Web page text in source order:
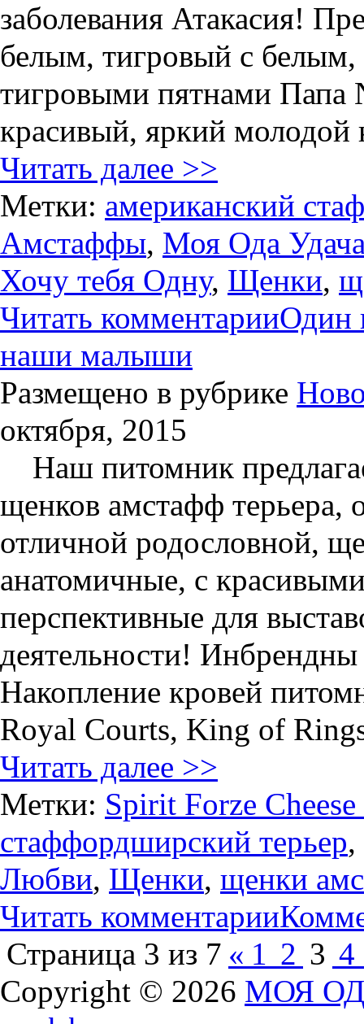
заболевания Атакасия!
белым, тигровый с
тигровыми пятнами Папа
красивый, яркий молодой
Читать далее >>
Метки: американский
Амстаффы, Моя Ода
Хочу тебя Одну, Щенки,
Читать комментарииОдин
наши малыши
Размещено в рубрике
октября, 2015
Наш питомник
щенков амстафф терьера,
отличной родословной,
анатомичные, с
перспективные для
деятельности!
Накопление кровей
Royal Courts, King of
Читать далее >>
Метки: Spirit Forze Cheese
стаффордширский терьер,
Любви, Щенки, щенки
Читать комментарии
Страница 3 из 7 « 1 2 3 4
Copyright © 2026 МОЯ